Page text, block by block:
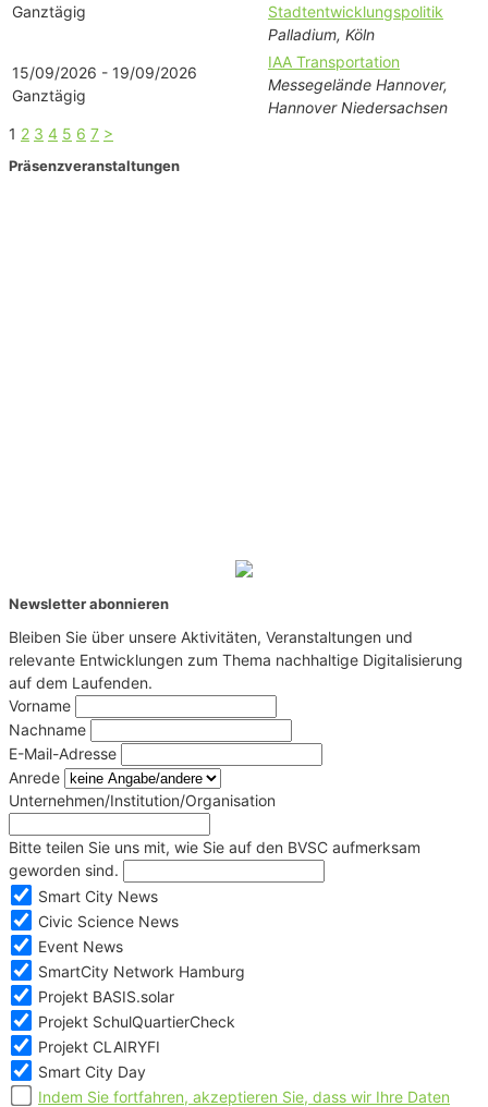
Ganztägig
Stadtentwicklungspolitik
Palladium, Köln
15/09/2026 - 19/09/2026
Ganztägig
IAA Transportation
Messegelände Hannover,
Hannover Niedersachsen
1 2 3 4 5 6 7 >
Präsenzveranstaltungen
Newsletter abonnieren
Bleiben Sie über unsere Aktivitäten, Veranstaltungen und
relevante Entwicklungen zum Thema nachhaltige Digitalisierung
auf dem Laufenden.
Vorname
Nachname
E-Mail-Adresse
Anrede
Unternehmen/Institution/Organisation
Bitte teilen Sie uns mit, wie Sie auf den BVSC aufmerksam
geworden sind.
Smart City News
Civic Science News
Event News
SmartCity Network Hamburg
Projekt BASIS.solar
Projekt SchulQuartierCheck
Projekt CLAIRYFI
Smart City Day
Indem Sie fortfahren, akzeptieren Sie, dass wir Ihre Daten